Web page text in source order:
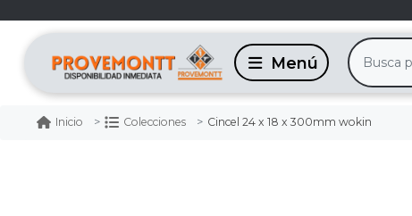
Inicio Colecciones Cincel 24 x 18 x 300mm wokin